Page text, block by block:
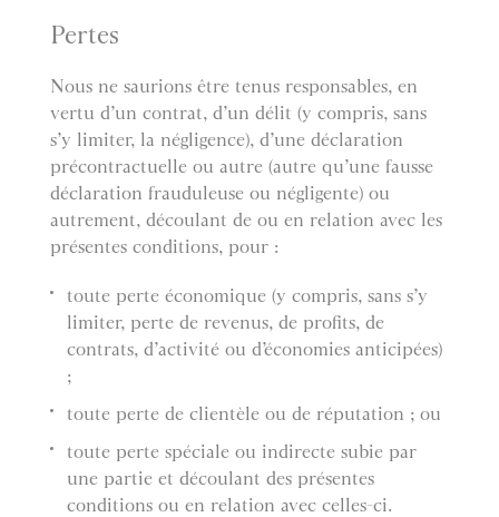
Pertes
Nous ne saurions être tenus responsables, en
vertu d’un contrat, d’un délit (y compris, sans
s’y limiter, la négligence), d’une déclaration
précontractuelle ou autre (autre qu’une fausse
déclaration frauduleuse ou négligente) ou
autrement, découlant de ou en relation avec les
présentes conditions, pour :
toute perte économique (y compris, sans s’y
limiter, perte de revenus, de profits, de
contrats, d’activité ou d’économies anticipées)
;
toute perte de clientèle ou de réputation ; ou
toute perte spéciale ou indirecte subie par
une partie et découlant des présentes
conditions ou en relation avec celles-ci.